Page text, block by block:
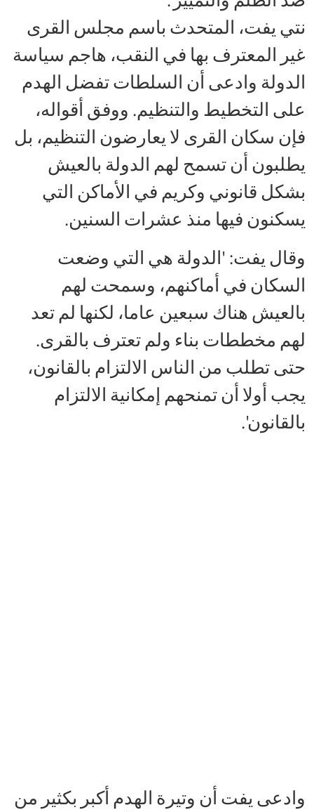
نتي يفت، المتحدث باسم مجلس القرى
غير المعترف بها في النقب، هاجم سياسة
الدولة وادعى أن السلطات تفضل الهدم
على التخطيط والتنظيم. ووفق أقواله،
فإن سكان القرى لا يعارضون التنظيم، بل
يطلبون أن تسمح لهم الدولة بالعيش
بشكل قانوني وكريم في الأماكن التي
يسكنون فيها منذ عشرات السنين.
وقال يفت: 'الدولة هي التي وضعت
السكان في أماكنهم، وسمحت لهم
بالعيش هناك سبعين عاما، لكنها لم تعد
لهم مخططات بناء ولم تعترف بالقرى.
حتى تطلب من الناس الالتزام بالقانون،
يجب أولا أن تمنحهم إمكانية الالتزام
بالقانون'.
وادعى يفت أن وتيرة الهدم أكبر بكثير من